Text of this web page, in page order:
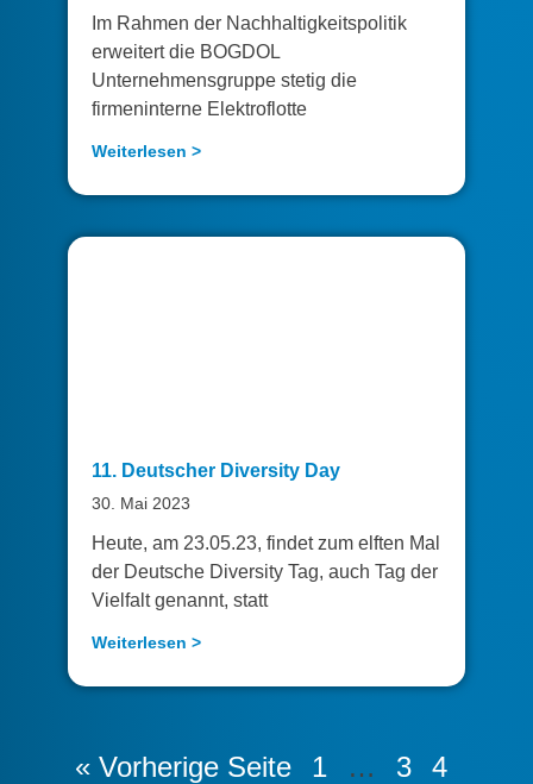
Im Rahmen der Nachhaltigkeitspolitik
erweitert die BOGDOL
Unternehmensgruppe stetig die
firmeninterne Elektroflotte
Weiterlesen >
11. Deutscher Diversity Day
30. Mai 2023
Heute, am 23.05.23, findet zum elften Mal
der Deutsche Diversity Tag, auch Tag der
Vielfalt genannt, statt
Weiterlesen >
« Vorherige Seite 1 … 3
4